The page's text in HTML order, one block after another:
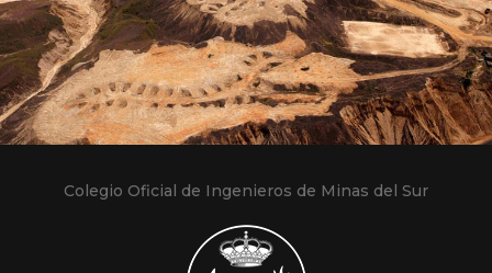
Colegio Oficial de Ingenieros de Minas del Sur